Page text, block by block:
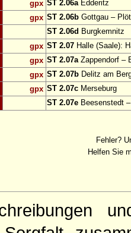
gpx ST 2.06aEdderitz
gpx ST 2.06b Gottgau –
ST 2.06d Burgkemnitz
gpx ST 2.07 Halle (Saale):
gpx ST 2.07aZappendorf –
gpx ST 2.07b Delitz am
gpx ST 2.07c Merseburg
ST 2.07e Beesenstedt
Fehler?
Helfen Sie